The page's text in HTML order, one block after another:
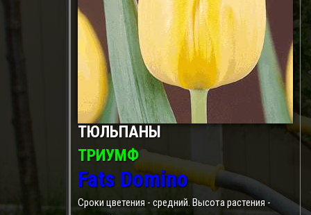
ТЮЛЬПАНЫ
ТРИУМФ
Fats Domino
Сроки цветения - средний. Высота растения -